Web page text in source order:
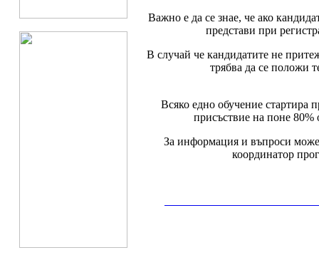
Важно е да се знае, че ако
представи при
В случай че кандидатите не
трябва да се положи
Всяко едно обучение стартира
присъствие на поне 80%
За информация и въпроси може
координатор